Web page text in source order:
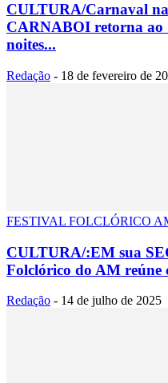
CULTURA/Carnaval
CARNABOI retorna ao
noites...
Redação - 18 de fevereiro de
FESTIVAL FOLCLÓRICO
CULTURA/:EM sua
Folclórico do AM reúne
Redação - 14 de julho de 2025